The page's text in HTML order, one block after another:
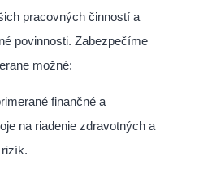
pracovných činností a
povinnosti. Zabezpečíme
možné:
finančné a
na riadenie zdravotných a